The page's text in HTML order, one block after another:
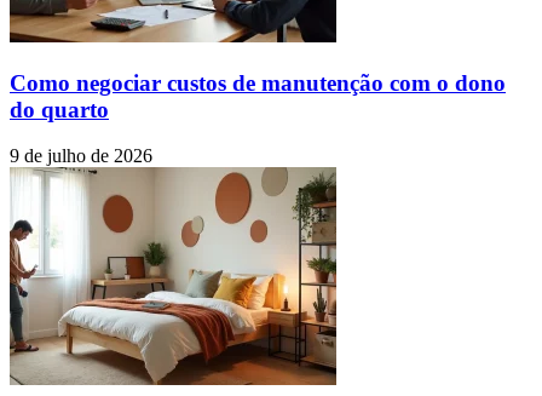
Como negociar custos de manutenção com o dono
do quarto
9 de julho de 2026